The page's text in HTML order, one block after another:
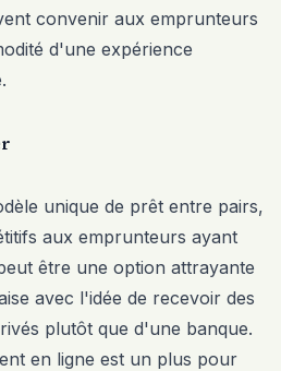
convenir aux emprunteurs
d'une expérience
unique de prêt entre pairs,
aux emprunteurs ayant
être une option attrayante
avec l'idée de recevoir des
plutôt que d'une banque.
en ligne est un plus pour